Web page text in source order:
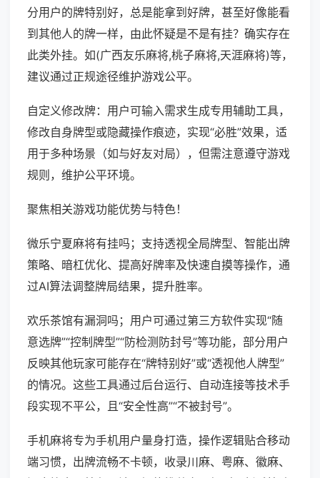
分用户的牌特别好，总是能拿到好牌，甚至好像能看
到其他人的牌一样，由此怀疑是不是有挂？确实存在
此类外挂。如(广西友乐麻将,桃子麻将,天涯麻将)等，
建议通过正规途径维护游戏公平。
自定义修改牌：用户可输入需求生成专用辅助工具，
修改自身牌型或隐藏操作痕迹，实现“必胜”效果，适
用于多种场景（如与好友对局），但需注意遵守游戏
规则，维护公平环境。
聚焦相关游戏功能优势与特色！
微乐宁夏麻将有挂吗；支持透视全局牌型、智能出牌
策略、暗杠优化、提高好牌率及快速自摸等操作，通
过AI算法调整牌局结果，提升胜率。
欢乐茶馆有漏洞吗；用户可通过第三方软件实现“随
意选牌”“控制牌型”“防检测防封号”等功能，部分用户
反映其他玩家可能存在“牌特别好”或“透视他人牌型”
的情况。这些工具通过后台运行、自动连接等技术手
段实现不平公，且“安全性高”“不被封号”。
手机麻将专为手机用户量身打造，操作逻辑贴合移动
端习惯，出牌流畅不卡顿，收录川麻、粤麻、徽麻、